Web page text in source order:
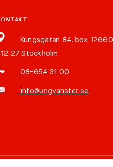
Kungsgatan 84, box 12660
27 Stockholm
08-654 31 00
info@ungvanster.se